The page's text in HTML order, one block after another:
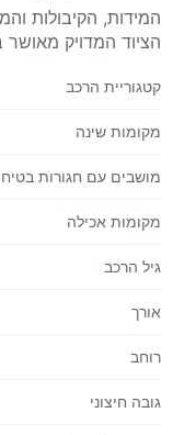
המידות, הקיבולות
הציוד המדויק
קטגוריית הרכב
מקומות שינה
מושבים עם חגורות
מקומות אכילה
גיל הרכב
אורך
רוחב
גובה חיצוני